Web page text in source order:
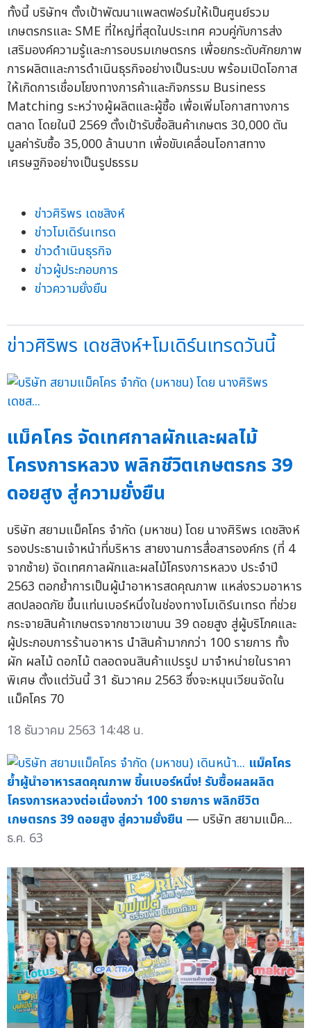
ทั้งนี้ บริษัทฯ ตั้งเป้าพัฒนาแพลตฟอร์มให้เป็นศูนย์รวม
เกษตรกรและ SME ที่ใหญ่ที่สุดในประเทศ ควบคู่กับการส่ง
เสริมองค์ความรู้และการอบรมเกษตรกร เพื่อยกระดับศักยภาพ
การผลิตและการดำเนินธุรกิจอย่างเป็นระบบ พร้อมเปิดโอกาส
ให้เกิดการเชื่อมโยงทางการค้าและกิจกรรม Business
Matching ระหว่างผู้ผลิตและผู้ซื้อ เพื่อเพิ่มโอกาสทางการ
ตลาด โดยในปี 2569 ตั้งเป้ารับซื้อสินค้าเกษตร 30,000 ตัน
มูลค่ารับซื้อ 35,000 ล้านบาท เพื่อขับเคลื่อนโอกาสทาง
เศรษฐกิจอย่างเป็นรูปธรรม
ข่าวศิริพร เดชสิงห์
ข่าวโมเดิร์นเทรด
ข่าวดำเนินธุรกิจ
ข่าวผู้ประกอบการ
ข่าวความยั่งยืน
ข่าวศิริพร เดชสิงห์+โมเดิร์นเทรดวันนี้
แม็คโคร จัดเทศกาลผักและผลไม้
โครงการหลวง พลิกชีวิตเกษตรกร 39
ดอยสูง สู่ความยั่งยืน
บริษัท สยามแม็คโคร จำกัด (มหาชน) โดย นางศิริพร เดชสิงห์
รองประธานเจ้าหน้าที่บริหาร สายงานการสื่อสารองค์กร (ที่ 4
จากซ้าย) จัดเทศกาลผักและผลไม้โครงการหลวง ประจำปี
2563 ตอกย้ำการเป็นผู้นำอาหารสดคุณภาพ แหล่งรวมอาหาร
สดปลอดภัย ขึ้นแท่นเบอร์หนึ่งในช่องทางโมเดิร์นเทรด ที่ช่วย
กระจายสินค้าเกษตรจากชาวเขาบน 39 ดอยสูง สู่ผู้บริโภคและ
ผู้ประกอบการร้านอาหาร นำสินค้ามากกว่า 100 รายการ ทั้ง
ผัก ผลไม้ ดอกไม้ ตลอดจนสินค้าแปรรูป มาจำหน่ายในราคา
พิเศษ ตั้งแต่วันนี้ 31 ธันวาคม 2563 ซึ่งจะหมุนเวียนจัดใน
แม็คโคร 70
18 ธันวาคม 2563 14:48 น.
แม็คโคร
ย้ำผู้นำอาหารสดคุณภาพ ขึ้นเบอร์หนึ่ง! รับซื้อผลผลิต
โครงการหลวงต่อเนื่องกว่า 100 รายการ พลิกชีวิต
เกษตรกร 39 ดอยสูง สู่ความยั่งยืน — บริษัท สยามแม็ค...
ธ.ค. 63